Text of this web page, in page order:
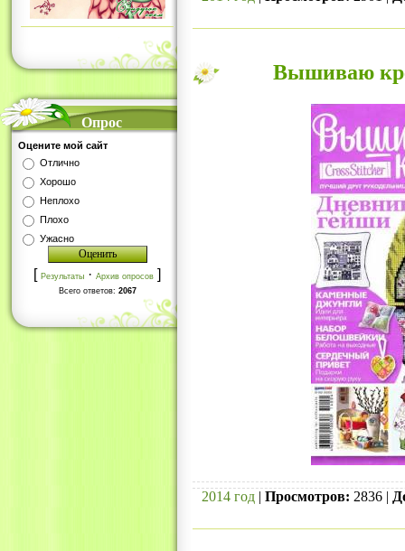
Опрос
Оцените мой сайт
Отлично
Хорошо
Неплохо
Плохо
Ужасно
[ Результаты · Архив опросов ]
Всего ответов: 2067
Вышиваю
2014 год | Просмотров: 2836 |